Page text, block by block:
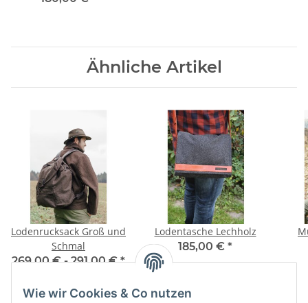
Wie wir Cookies & Co nutzen
Ähnliche Artikel
Lodenrucksack Groß und
Schmal
269,00 € -291,00 €*
Lodentasche Lechholz
185,00 € *